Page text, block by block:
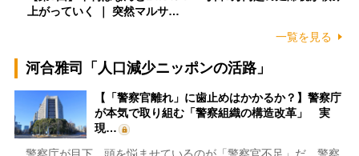
上がっていく ｜ 突然マルサ…
一覧を見る
河合雅司「人口減少ニッポンの活路」
【「警察官離れ」に歯止めはかかるか？】警察庁
が本気で取り組む「警察組織の構造改革」 実
現…